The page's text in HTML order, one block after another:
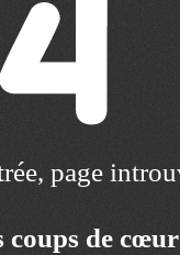
page
de